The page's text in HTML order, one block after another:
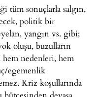
tüm sonuçlarla salgın,
politik bir
yangın vs. gibi;
oluşu, buzulların
hem nedenleri, hem
egemenlik
Kriz koşullarında